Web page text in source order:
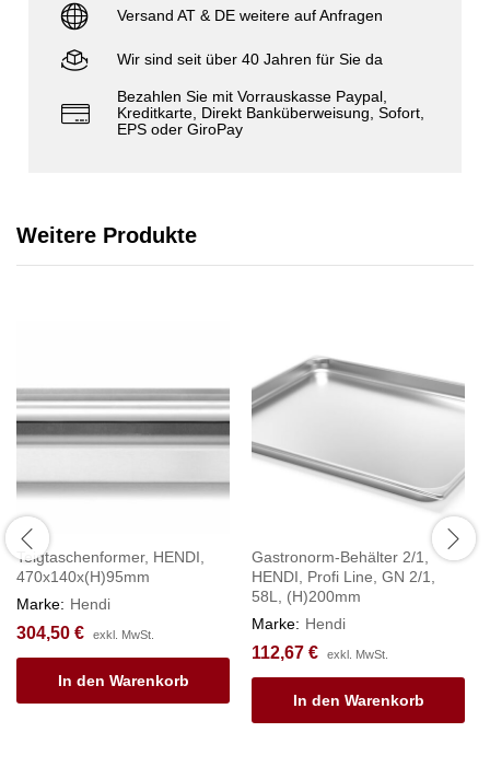
Versand AT & DE weitere auf Anfragen
Wir sind seit über 40 Jahren für Sie da
Bezahlen Sie mit Vorrauskasse Paypal,
Kreditkarte, Direkt Banküberweisung, Sofort,
EPS oder GiroPay
Weitere Produkte
Teigtaschenformer, HENDI,
470x140x(H)95mm
Marke: Hendi
304,50 € exkl. MwSt.
In den Warenkorb
Gastronorm-Behälter 2/1,
HENDI, Profi Line, GN 2/1,
58L, (H)200mm
Marke: Hendi
112,67 € exkl. MwSt.
In den Warenkorb